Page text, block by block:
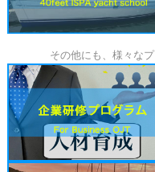
その他にも、様々な